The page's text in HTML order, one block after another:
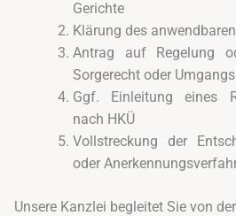
Gerichte
Klärung des
Antrag auf Regelung
Sorgerecht oder
Ggf. Einleitung eines
nach HKÜ
Vollstreckung der
oder
Unsere Kanzlei begleitet Sie von